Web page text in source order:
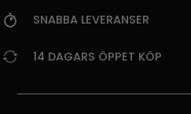
SNABBA LEVERANSER
14 DAGARS ÖPPET KÖP